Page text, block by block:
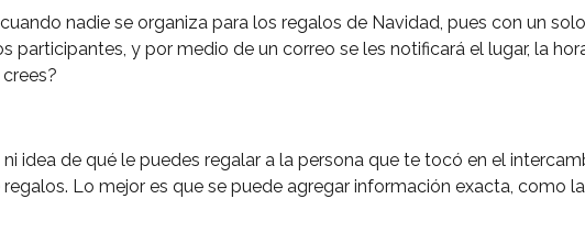
nadie se organiza para los regalos de Navidad, pues con un
participantes, y por medio de un correo se les notificará el lugar, la
ni idea de qué le puedes regalar a la persona que te tocó en el
Lo mejor es que se puede agregar información exacta, como